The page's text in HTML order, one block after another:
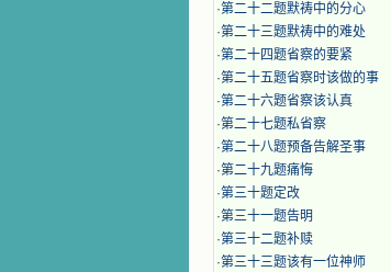
·第二十二题默祷中的分心
·第二十三题默祷中的难处
·第二十四题省察的要紧
·第二十五题省察时该做的事
·第二十六题省察该认真
·第二十七题私省察
·第二十八题预备告解圣事
·第二十九题痛悔
·第三十题定改
·第三十一题告明
·第三十二题补赎
·第三十三题该有一位神师